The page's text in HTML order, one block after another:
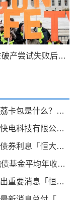
NRA会在破产尝试失败后解散吗
羊小咩便荔卡包是什么？可以提现套取出来吗，看完你就明白！
北京中科快电科技有限公司旗下“快来电”项目：获知名企业中健华程（北京）科技有限公司A轮2500万融资引领新能源汽车充电桩产业新篇章
恒大支付债券利息「恒大债券到期收益率」
近10年纯债基金平均年收益率「2019年多只中长期纯债基金收益率超5 最高收益率38 95 」
恒大又发出重要消息「恒大突然宣布」